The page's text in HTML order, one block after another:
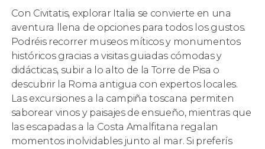
Con Civitatis, explorar Italia se convierte en una
aventura llena de opciones para todos los gustos.
Podréis recorrer museos míticos y monumentos
históricos gracias a visitas guiadas cómodas y
didácticas, subir a lo alto de la Torre de Pisa o
descubrir la Roma antigua con expertos locales.
Las excursiones a la campiña toscana permiten
saborear vinos y paisajes de ensueño, mientras que
las escapadas a la Costa Amalfitana regalan
momentos inolvidables junto al mar. Si preferís